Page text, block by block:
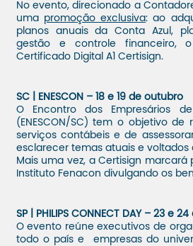
No evento, direcionado a
uma promoção exclusiva: ao
planos anuais da Conta Azul,
gestão e controle financeiro,
Certificado Digital A1 Certisign.
SC | ENESCON – 18 e 19 de outubro
O Encontro dos Empresários
(ENESCON/SC) tem o objetivo de
serviços contábeis e de
esclarecer temas atuais e voltados
Mais uma vez, a Certisign
Instituto Fenacon divulgando os
SP | PHILIPS CONNECT DAY – 23 e
O evento reúne executivos de
todo o país e empresas do